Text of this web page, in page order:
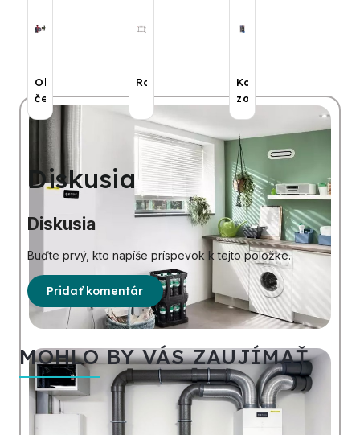
Obehové
čerpadlá
Rozdeľovače
Kotlové
zostavy
Diskusia
Diskusia
Buďte prvý, kto napíše príspevok k tejto položke.
Pridať komentár
MOHLO BY VÁS ZAUJÍMAŤ